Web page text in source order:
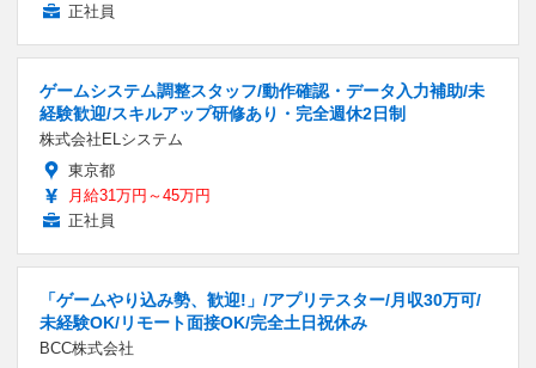
正社員
ゲームシステム調整スタッフ/動作確認・データ入力補助/未
経験歓迎/スキルアップ研修あり・完全週休2日制
株式会社ELシステム
東京都
月給31万円～45万円
正社員
「ゲームやり込み勢、歓迎!」/アプリテスター/月収30万可/
未経験OK/リモート面接OK/完全土日祝休み
BCC株式会社